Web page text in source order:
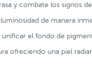
y combate los signos de
de manera
el fondo de
ofreciendo una piel